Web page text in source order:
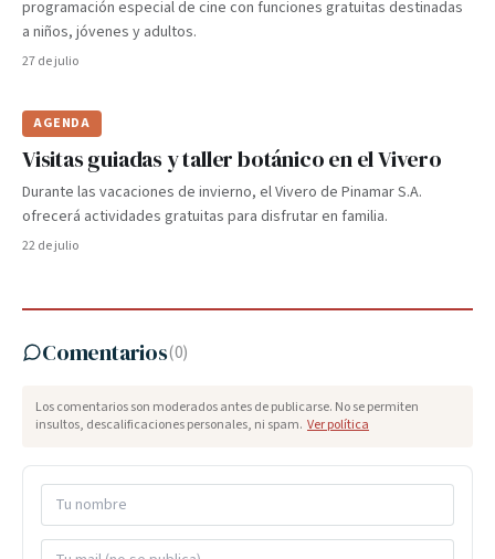
programación especial de cine con funciones gratuitas destinadas
a niños, jóvenes y adultos.
27 de julio
AGENDA
Visitas guiadas y taller botánico en el Vivero
Durante las vacaciones de invierno, el Vivero de Pinamar S.A.
ofrecerá actividades gratuitas para disfrutar en familia.
22 de julio
Comentarios(0)
Los comentarios son moderados antes de publicarse. No se permiten
insultos, descalificaciones personales, ni spam. Ver política